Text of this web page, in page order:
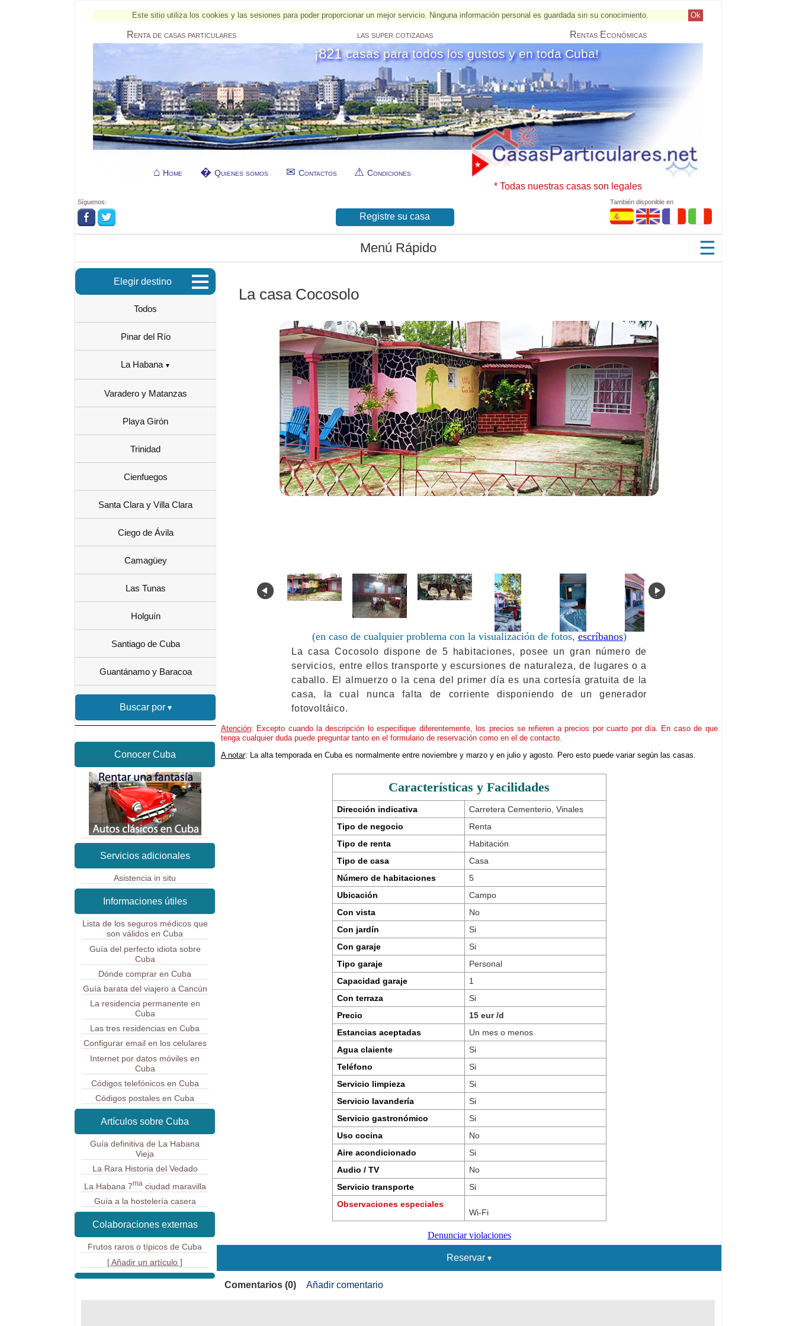
Ok
Este sitio utiliza los cookies y las sesiones para poder proporcionar un mejor servicio. Ninguna información personal es guardada sin su conocimiento.
Rentade casas particulares las super cotizadas Rentas Económicas
* Todas nuestras casas son legales
¡821casas para todos los gustos y en toda Cuba!
Home Quienes somos Contactos Condiciones
Síguenos:
Registre su casa
También disponible en
Menú Rápido ☰
Elegir destino
Todos
Pinar del Río
La Habana
Varadero y Matanzas
Playa Girón
Trinidad
Cienfuegos
Santa Clara y Villa Clara
Ciego de Ávila
Camagüey
Las Tunas
Holguín
Santiago de Cuba
Guantánamo y Baracoa
Buscar por
La casa Cocosolo
. .
(en caso de cualquier problema con la visualización de fotos, escríbanos)
La casa Cocosolo dispone de 5 habitaciones, posee un gran número de
servicios, entre ellos transporte y escursiones de naturaleza, de lugares o a
caballo. El almuerzo o la cena del primer día es una cortesía gratuita de la
casa, la cual nunca falta de corriente disponiendo de un generador
fotovoltáico.
Atención: Excepto cuando la descripción lo especifique diferentemente, los precios se refieren a precios por cuarto por día. En caso de que
tenga cualquier duda puede preguntar tanto en el formulario de reservación como en el de contacto.
A notar: La alta temporada en Cuba es normalmente entre noviembre y marzo y en julio y agosto. Pero esto puede variar según las casas.
Características y Facilidades
Dirección indicativa
Carretera Cementerio, Vinales
Tipo de negocio
Renta
Tipo de renta
Habitación
Tipo de casa
Casa
Número de habitaciones
5
Ubicación
Campo
Con vista
No
Con jardín
Si
Con garaje
Si
Tipo garaje
Personal
Capacidad garaje
1
Con terraza
Si
Precio
15 eur /d
Estancias aceptadas
Un mes o menos
Agua claiente
Si
Teléfono
Si
Servicio limpieza
Si
Servicio lavandería
Si
Servicio gastronómico
Si
Uso cocina
No
Aire acondicionado
Si
Audio / TV
No
Servicio transporte
Si
Observaciones especiales
Wi-Fi
Denunciar violaciones
Reservar
Comentarios (0) Añadir comentario
Conocer Cuba
Servicios adicionales
Asistencia in situ
Informaciones útiles
Lista de los seguros médicos que
son válidos en Cuba
Guía del perfecto idiota sobre
Cuba
Dónde comprar en Cuba
Guía barata del viajero a Cancún
La residencia permanente en
Cuba
Las tres residencias en Cuba
Configurar email en los celulares
Internet por datos móviles en
Cuba
Códigos telefónicos en Cuba
Códigos postales en Cuba
Artículos sobre Cuba
Guía definitiva de La Habana
Vieja
La Rara Historia del Vedado
La Habana 7maciudad maravilla
Guía a la hostelería casera
Colaboraciones externas
Frutos raros o típicos de Cuba
[ Añadir un artículo ]